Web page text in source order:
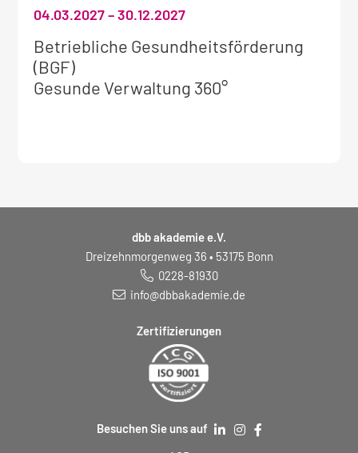
Weitere
Informationen
zum
Betriebliche Gesundheitsförderung
(BGF)
Gesunde Verwaltung 360°
04.03.2027–30.12.2027
dbb akademie e.V.
Dreizehnmorgenweg 36 • 53175 Bonn
0228-81930
info@dbbakademie.de
Zertifizierungen
Besuchen Sie uns auf